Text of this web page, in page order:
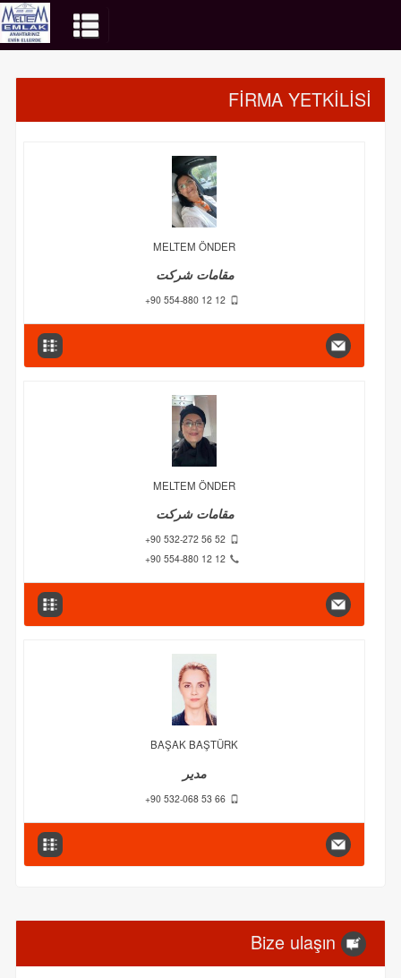
FİRMA YETKİLİSİ
MELTEM ÖNDER
مقامات شرکت
+90 554-880 12 12
MELTEM ÖNDER
مقامات شرکت
+90 532-272 56 52
+90 554-880 12 12
BAŞAK BAŞTÜRK
مدیر
+90 532-068 53 66